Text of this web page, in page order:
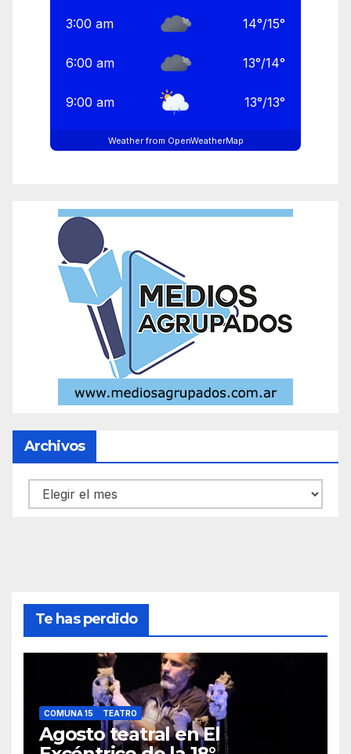
3:00 am 14°/15°
6:00 am 13°/14°
9:00 am 13°/13°
Weather from OpenWeatherMap
Archivos
Archivos
Te has perdido
COMUNA 15 TEATRO
Agosto teatral en El